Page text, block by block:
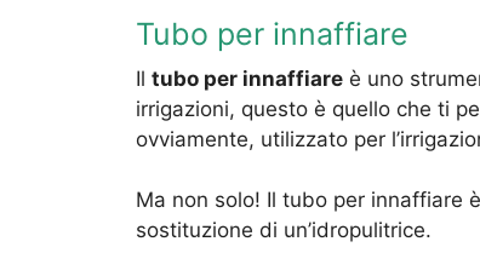
Tubo per innaffiare
Il tubo per innaffiare è uno
irrigazioni, questo è quello che ti
ovviamente, utilizzato per
Ma non solo! Il tubo per innaffiare
sostituzione di un’idropulitrice.